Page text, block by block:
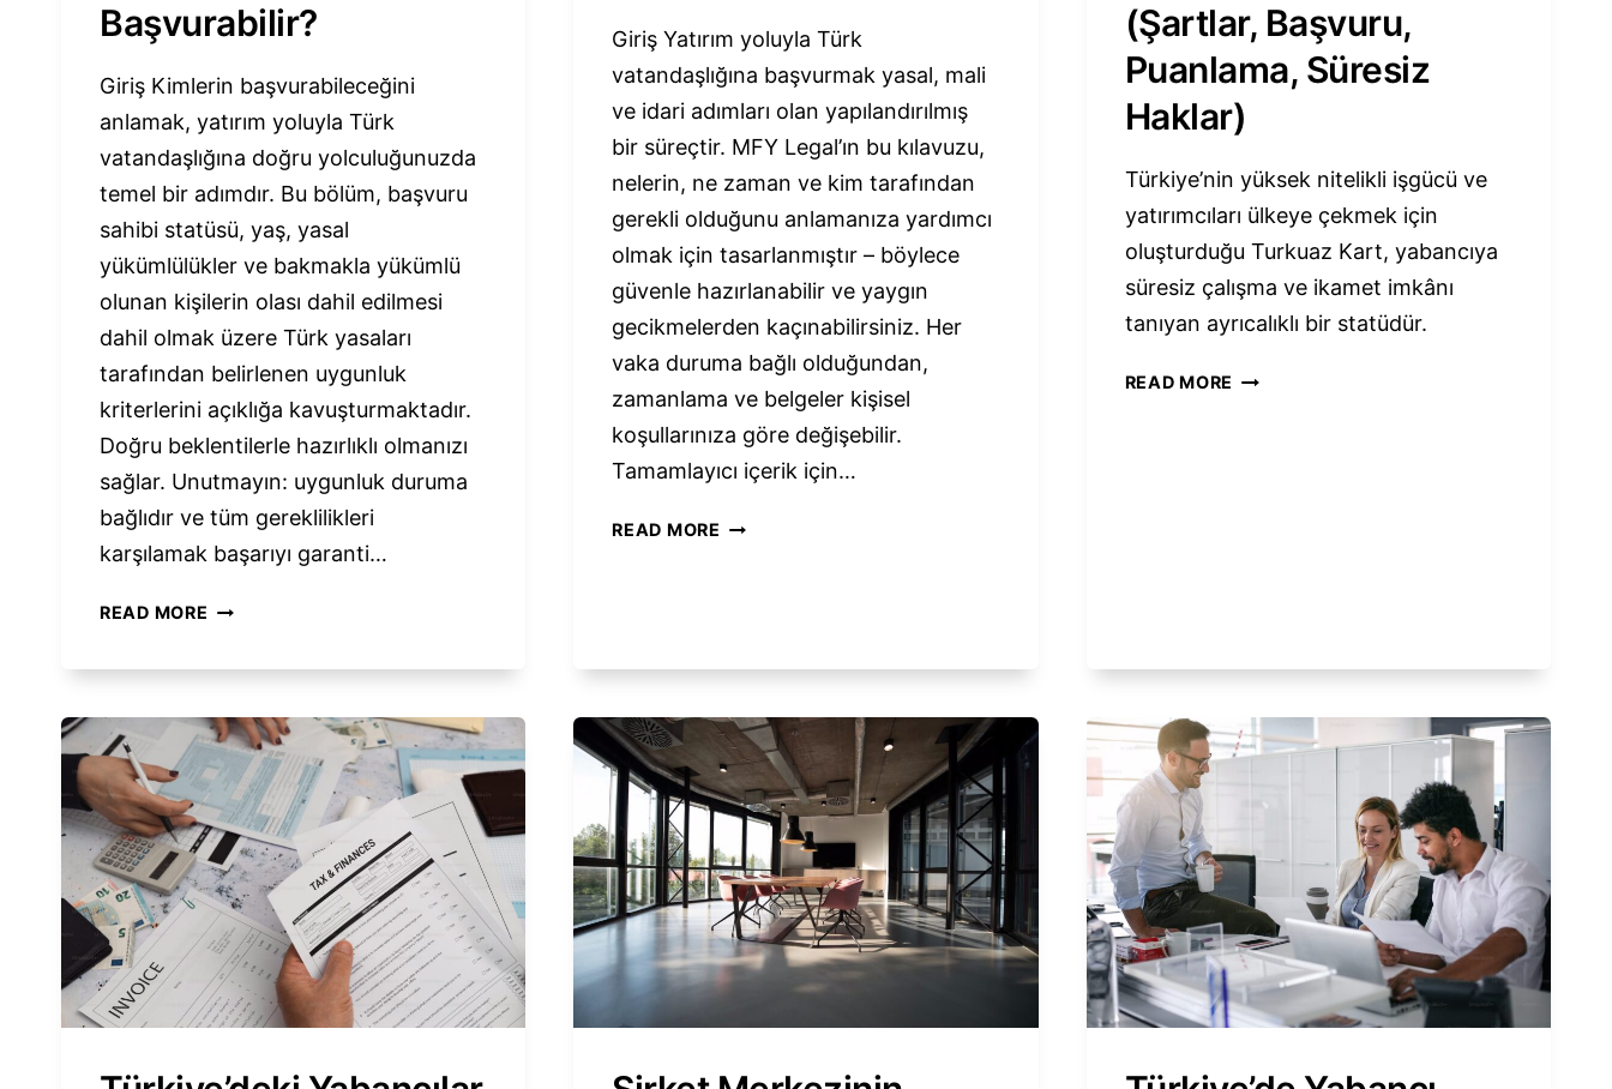
Başvurabilir?
Giriş Kimlerin başvurabileceğini
anlamak, yatırım yoluyla Türk
vatandaşlığına doğru yolculuğunuzda
temel bir adımdır. Bu bölüm, başvuru
sahibi statüsü, yaş, yasal
yükümlülükler ve bakmakla yükümlü
olunan kişilerin olası dahil edilmesi
dahil olmak üzere Türk yasaları
tarafından belirlenen uygunluk
kriterlerini açıklığa kavuşturmaktadır.
Doğru beklentilerle hazırlıklı olmanızı
sağlar. Unutmayın: uygunluk duruma
bağlıdır ve tüm gereklilikleri
karşılamak başarıyı garanti…
READ MORE YATIRIM
VATANDAŞLIĞINA
KIMLER
BAŞVURABILIR?
Giriş Yatırım yoluyla Türk
vatandaşlığına başvurmak yasal, mali
ve idari adımları olan yapılandırılmış
bir süreçtir. MFY Legal’ın bu kılavuzu,
nelerin, ne zaman ve kim tarafından
gerekli olduğunu anlamanıza yardımcı
olmak için tasarlanmıştır – böylece
güvenle hazırlanabilir ve yaygın
gecikmelerden kaçınabilirsiniz. Her
vaka duruma bağlı olduğundan,
zamanlama ve belgeler kişisel
koşullarınıza göre değişebilir.
Tamamlayıcı içerik için…
READ MORE TÜRK
(Şartlar, Başvuru,
Puanlama, Süresiz
Haklar)
Türkiye’nin yüksek nitelikli işgücü ve
yatırımcıları ülkeye çekmek için
oluşturduğu Turkuaz Kart, yabancıya
süresiz çalışma ve ikamet imkânı
tanıyan ayrıcalıklı bir statüdür.
READ MORE TURKUAZ
SÜRESIZ